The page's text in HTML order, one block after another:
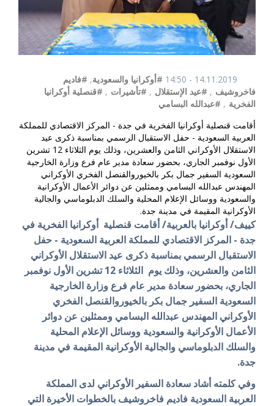
14.11.2019 - 14:50 #أوكرانيا والسعودية, #فاديم
فاخروشيف , #عيد الإستقلال , #تأشيرات , #قنصلية أوكرانيا
الفخرية , #عبدالله البسامي
أقامت قنصلية أوكرانيا الفخرية في جدة - المركز الاقتصادي للمملكة
العربية السعودية - حفل الاستقبال الرسمي بمناسبة ذكرى عيد
الاستقلال الأوكراني الثامن والعشرين، وذلك يوم الثلاثاء 12 تشرين
الأول نوفمبر الجاري، بحضور سعادة مدير عام فرع وزارة الخارجية
السعودية السفير جمال بكر بالخيوروالقنصل الفخري الأوكراني
المهندس عبدالله البسامي وممثلين عن دوائر الأعمال الأوكرانية
والسعودية ووسائل الإعلام المحلية والسلك الدبلوماسي والجالية
الأوكرانية المقيمة في مدينة جدة.
كييف/ أوكرانيا بالعربية/ أقامت قنصلية أوكرانيا الفخرية في
جدة - المركز الاقتصادي للمملكة العربية السعودية - حفل
الاستقبال الرسمي بمناسبة ذكرى عيد الاستقلال الأوكراني
الثامن والعشرين، وذلك يوم الثلاثاء 12 تشرين الأول نوفمبر
الجاري، بحضور سعادة مدير عام فرع وزارة الخارجية
السعودية السفير جمال بكر بالخيوروالقنصل الفخري
الأوكراني المهندس عبدالله البسامي وممثلين عن دوائر
الأعمال الأوكرانية والسعودية ووسائل الإعلام المحلية
والسلك الدبلوماسي والجالية الأوكرانية المقيمة في مدينة
جدة.
وفي كلمته أشاد سعادة السفير الأوكراني لدى المملكة
العربية السعودية فاديم فاخروشيف بالخطوات الأخيرة التي